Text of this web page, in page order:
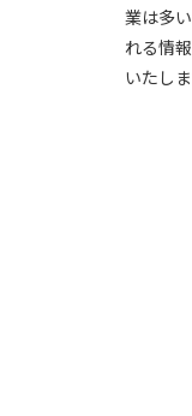
業は多
れる情
いたしま